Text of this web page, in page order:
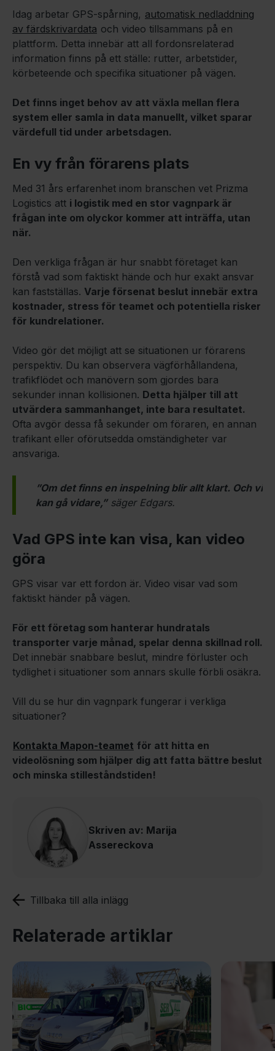
Idag arbetar GPS-spårning, automatisk nedladdning
av färdskrivardata och video tillsammans på en
plattform. Detta innebär att all fordonsrelaterad
information finns på ett ställe: rutter, arbetstider,
körbeteende och specifika situationer på vägen.
Det finns inget behov av att växla mellan flera
system eller samla in data manuellt, vilket sparar
värdefull tid under arbetsdagen.
En vy från förarens plats
Med 31 års erfarenhet inom branschen vet Prizma
Logistics att i logistik med en stor vagnpark är
frågan inte om olyckor kommer att inträffa, utan
när.
Den verkliga frågan är hur snabbt företaget kan
förstå vad som faktiskt hände och hur exakt ansvar
kan fastställas. Varje försenat beslut innebär extra
kostnader, stress för teamet och potentiella risker
för kundrelationer.
Video gör det möjligt att se situationen ur förarens
perspektiv. Du kan observera vägförhållandena,
trafikflödet och manövern som gjordes bara
sekunder innan kollisionen. Detta hjälper till att
utvärdera sammanhanget, inte bara resultatet.
Ofta avgör dessa få sekunder om föraren, en annan
trafikant eller oförutsedda omständigheter var
ansvariga.
”Om det finns en inspelning blir allt klart. Och vi
kan gå vidare,”säger Edgars.
Vad GPS inte kan visa, kan video
göra
GPS visar var ett fordon är. Video visar vad som
faktiskt händer på vägen.
För ett företag som hanterar hundratals
transporter varje månad, spelar denna skillnad roll.
Det innebär snabbare beslut, mindre förluster och
tydlighet i situationer som annars skulle förbli osäkra.
Vill du se hur din vagnpark fungerar i verkliga
situationer?
Kontakta Mapon-teamet för att hitta en
videolösning som hjälper dig att fatta bättre beslut
och minska stilleståndstiden!
Skriven av: Marija
Assereckova
Tillbaka till alla inlägg
Relaterade artiklar